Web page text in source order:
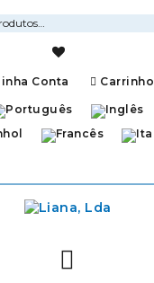
Conta Carrinho